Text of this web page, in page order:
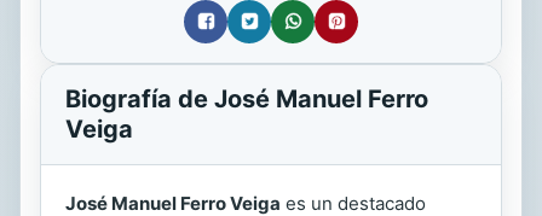
Biografía de José Manuel Ferro
Veiga
José Manuel Ferro Veiga es un destacado